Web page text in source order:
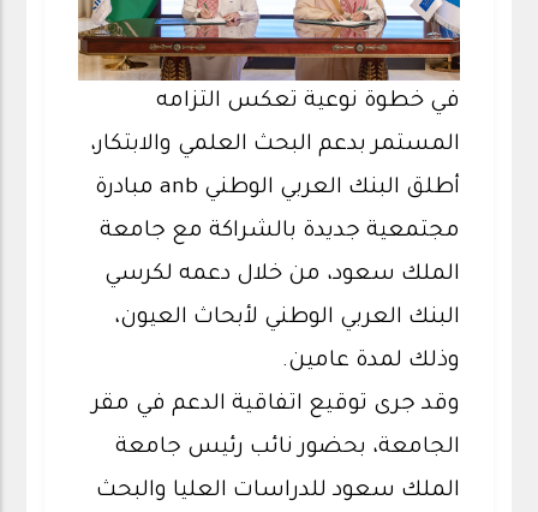
في خطوة نوعية تعكس التزامه
المستمر بدعم البحث العلمي والابتكار،
أطلق البنك العربي الوطني anb مبادرة
مجتمعية جديدة بالشراكة مع جامعة
الملك سعود، من خلال دعمه لكرسي
البنك العربي الوطني لأبحاث العيون،
وذلك لمدة عامين.
وقد جرى توقيع اتفاقية الدعم في مقر
الجامعة، بحضور نائب رئيس جامعة
الملك سعود للدراسات العليا والبحث